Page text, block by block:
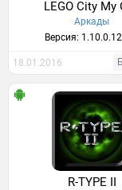
LEGO City My
Аркады
Версия:
18.01.2016
R-TYPE II